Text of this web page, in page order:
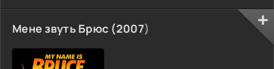
Мене звуть Брюс (2007)